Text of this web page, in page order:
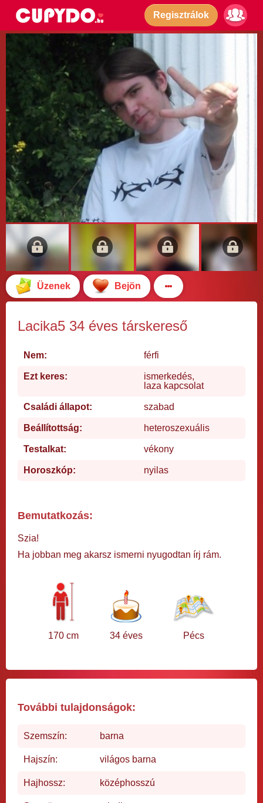
Regisztrálok
Üzenek Bejön
Lacika5 34 éves társkereső
Nem: férfi
Ezt keres:
ismerkedés,
laza kapcsolat
Családi állapot: szabad
Beállítottság: heteroszexuális
Testalkat: vékony
Horoszkóp: nyilas
Bemutatkozás:
Szia!
Ha jobban meg akarsz ismerni nyugodtan írj rám.
170 cm 34 éves Pécs
További tulajdonságok:
Szemszín: barna
Hajszín: világos barna
Hajhossz: középhosszú